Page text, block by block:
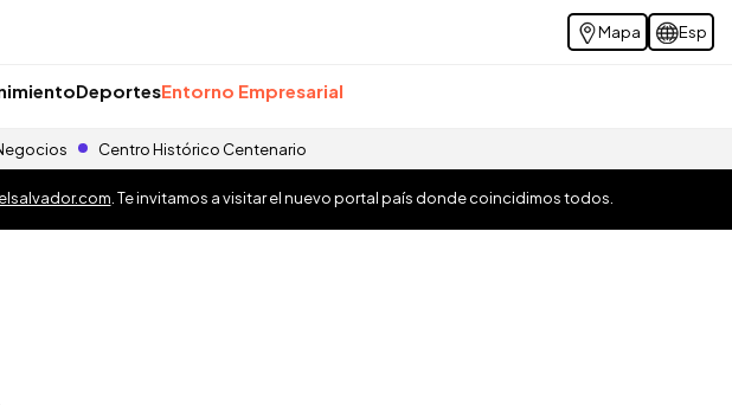
Mapa Esp
DeportesEntorno Empresarial
Centro Histórico Centenario
elsalvador.com . Te invitamos a visitar el nuevo portal país donde coincidimos todos.